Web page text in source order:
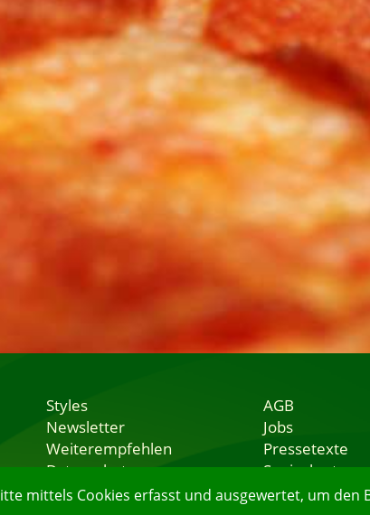
mittels Cookies erfasst und ausgewertet, um den
Styles
Newsletter
Weiterempfehlen
Datenschutz
Nutzungsbedingungen
AGB
Jobs
Pressetexte
Speisekarten
Lieferservice